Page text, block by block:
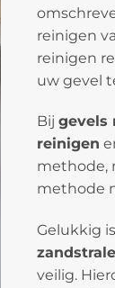
reinigen
reinigen
uw gevel
Bij gevels
reinigen
methode,
methode
Gelukkig
veilig.